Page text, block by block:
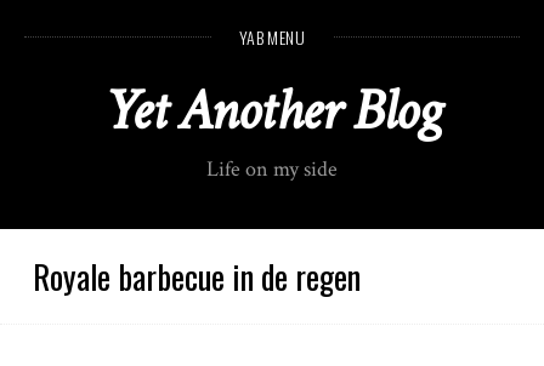
n
YAB MENU
Yet Another Blog
Life on my side
Royale barbecue in de regen